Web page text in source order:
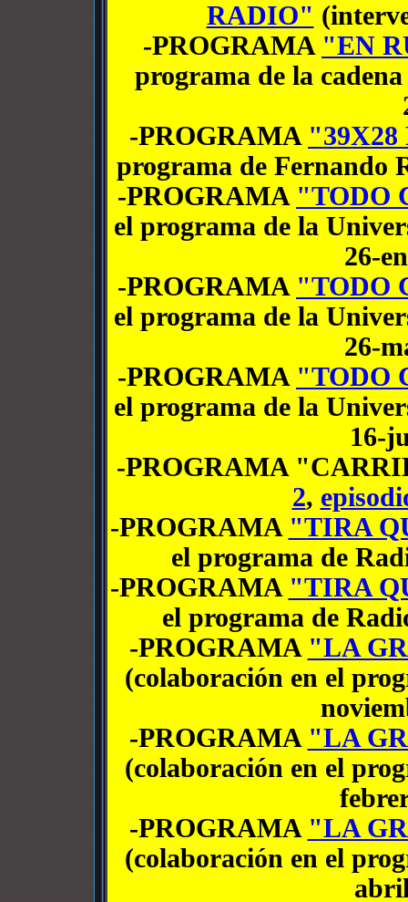
RADIO"
-PROGRAMA "EN
programa de la
-PROGRAMA
programa de Fernando
-PROGRAMA "TODO
el programa de la
26-
-PROGRAMA "TODO
el programa de la
26-
-PROGRAMA "TODO
el programa de la
16-
-PROGRAMA
2,
-PROGRAMA "TIRA
el programa de
-PROGRAMA "TIRA
el programa de
-PROGRAMA "LA
(colaboración en el
-PROGRAMA "LA
(colaboración en el
-PROGRAMA "LA
(colaboración en el